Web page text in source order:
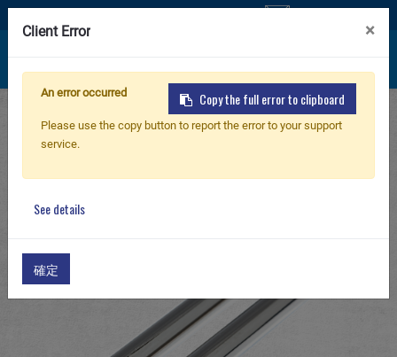
新製品
小銃
部品 & 付属品
ホーム 製品
PARTS & ACCESSORIES
G-13 Inner Barrel
Client Error ×
Copy the full error to clipboard
An error occurred
Please use the copy button to report the error to your support
service.
See details
確定